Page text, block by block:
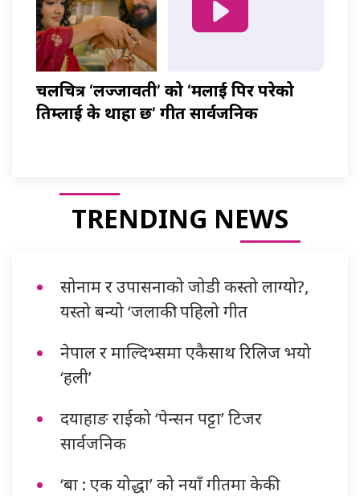
चलचित्र ‘लज्जावती’ को ‘मलाई पिर परेको
तिम्लाई के थाहा छ’ गीत सार्वजनिक
TRENDING NEWS
सोनाम र उपासनाको जोडी कस्तो लाग्यो?,
यस्तो बन्यो ‘जलाकी’ पहिलो गीत
नेपाल र माल्दिभ्समा एकैसाथ रिलिज भयो
‘हली’
दयाहाङ राईको ‘पेन्सन पट्टा’ टिजर
सार्वजनिक
‘बा : एक योद्धा’ को नयाँ गीतमा केकी